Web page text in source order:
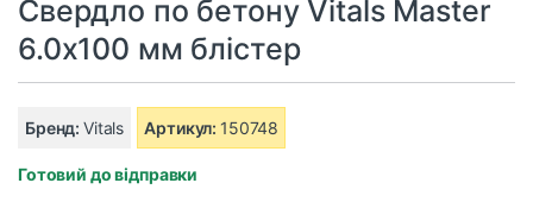
Свердло по бетону Vitals Master
6.0х100 мм блістер
Бренд:Vitals Артикул: 150748
Готовий до відправки